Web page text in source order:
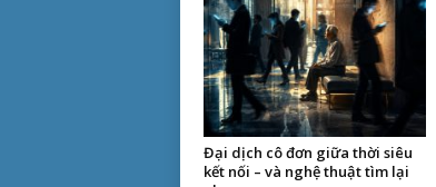
Đại dịch cô đơn giữa thời siêu
kết nối – và nghệ thuật tìm lại